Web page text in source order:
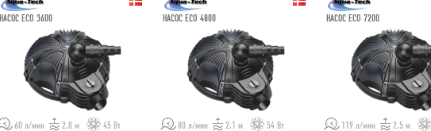
НАСОС ECO 3600
60 л/мин 2,0 м
45 Вт
НАСОС ECO 4800
80 л/мин 2,1 м
54 Вт
НАСОС ECO 7200
119 л/мин 2,5 м